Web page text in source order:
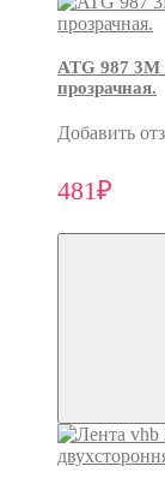
ATG 987 3М
прозрачная.
Добавить
481₽